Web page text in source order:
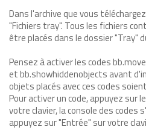
Dans l'archive que vous
"Fichiers tray". Tous les fichiers
être placés dans le dossier "Tray"
Pensez à activer les codes
et bb.showhiddenobjects avant
objets placés avec ces codes
Pour activer un code, appuyez sur
votre clavier, la console des codes
appuyez sur "Entrée" sur votre